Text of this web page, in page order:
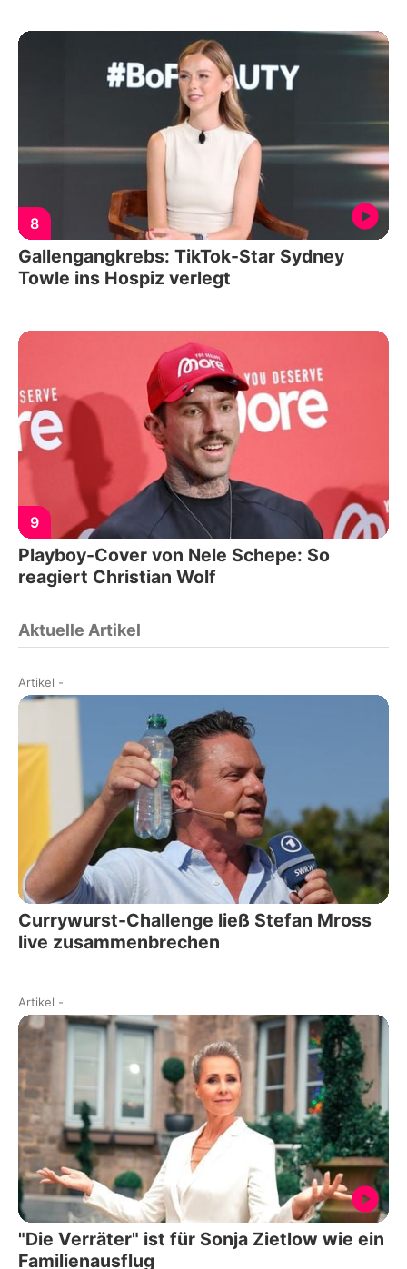
8
Gallengangkrebs: TikTok-Star Sydney
Towle ins Hospiz verlegt
9
Playboy-Cover von Nele Schepe: So
reagiert Christian Wolf
Aktuelle Artikel
Artikel -
Currywurst-Challenge ließ Stefan Mross
live zusammenbrechen
Artikel -
"Die Verräter" ist für Sonja Zietlow wie ein
Familienausflug